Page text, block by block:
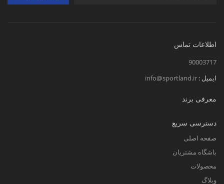
اطلاعات تماس
90003717
ایمیل : info@sportland.ir
معرفی برند
دسترسی سریع
صفحه اصلی
باشگاه مشتریان
محصولات
وبلاگ